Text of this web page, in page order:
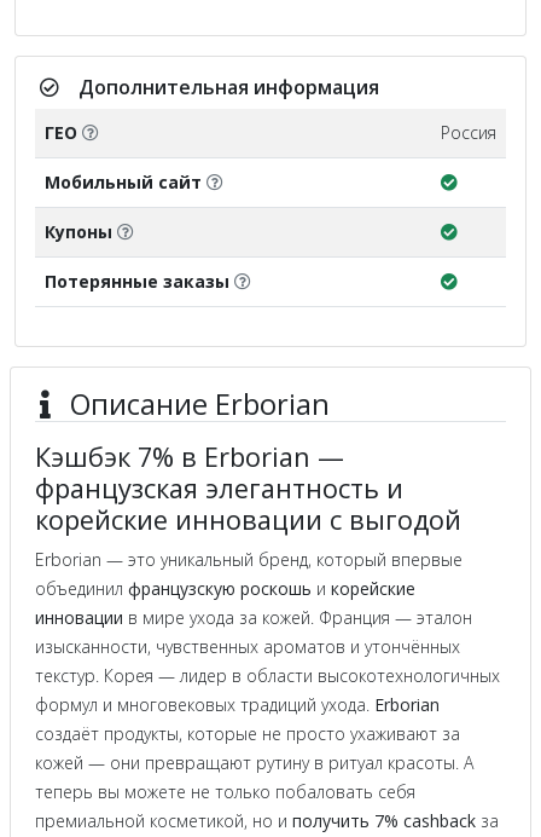
Дополнительная информация
ГЕО Россия
Мобильный сайт
Купоны
Потерянные заказы
Описание Erborian
Кэшбэк 7% в Erborian —
французская элегантность и
корейские инновации с выгодой
Erborian — это уникальный бренд, который впервые
объединил французскую роскошь и корейские
инновации в мире ухода за кожей. Франция — эталон
изысканности, чувственных ароматов и утончённых
текстур. Корея — лидер в области высокотехнологичных
формул и многовековых традиций ухода. Erborian
создаёт продукты, которые не просто ухаживают за
кожей — они превращают рутину в ритуал красоты. А
теперь вы можете не только побаловать себя
премиальной косметикой, но и получить 7% cashback за